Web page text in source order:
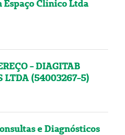
Clínico Ltda
- DIAGITAB
LTDA (54003267-5)
e Diagnósticos